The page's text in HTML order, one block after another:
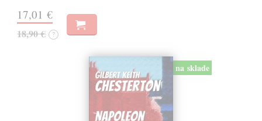
17,01 €
18,90 € ?
na sklade